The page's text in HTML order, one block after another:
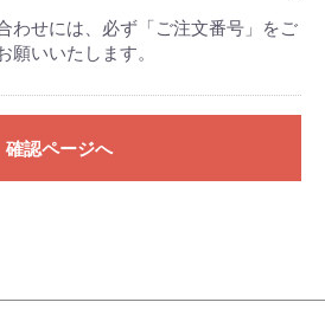
わせには、必ず「ご注文番号」をご
願いいたします。
確認ページへ